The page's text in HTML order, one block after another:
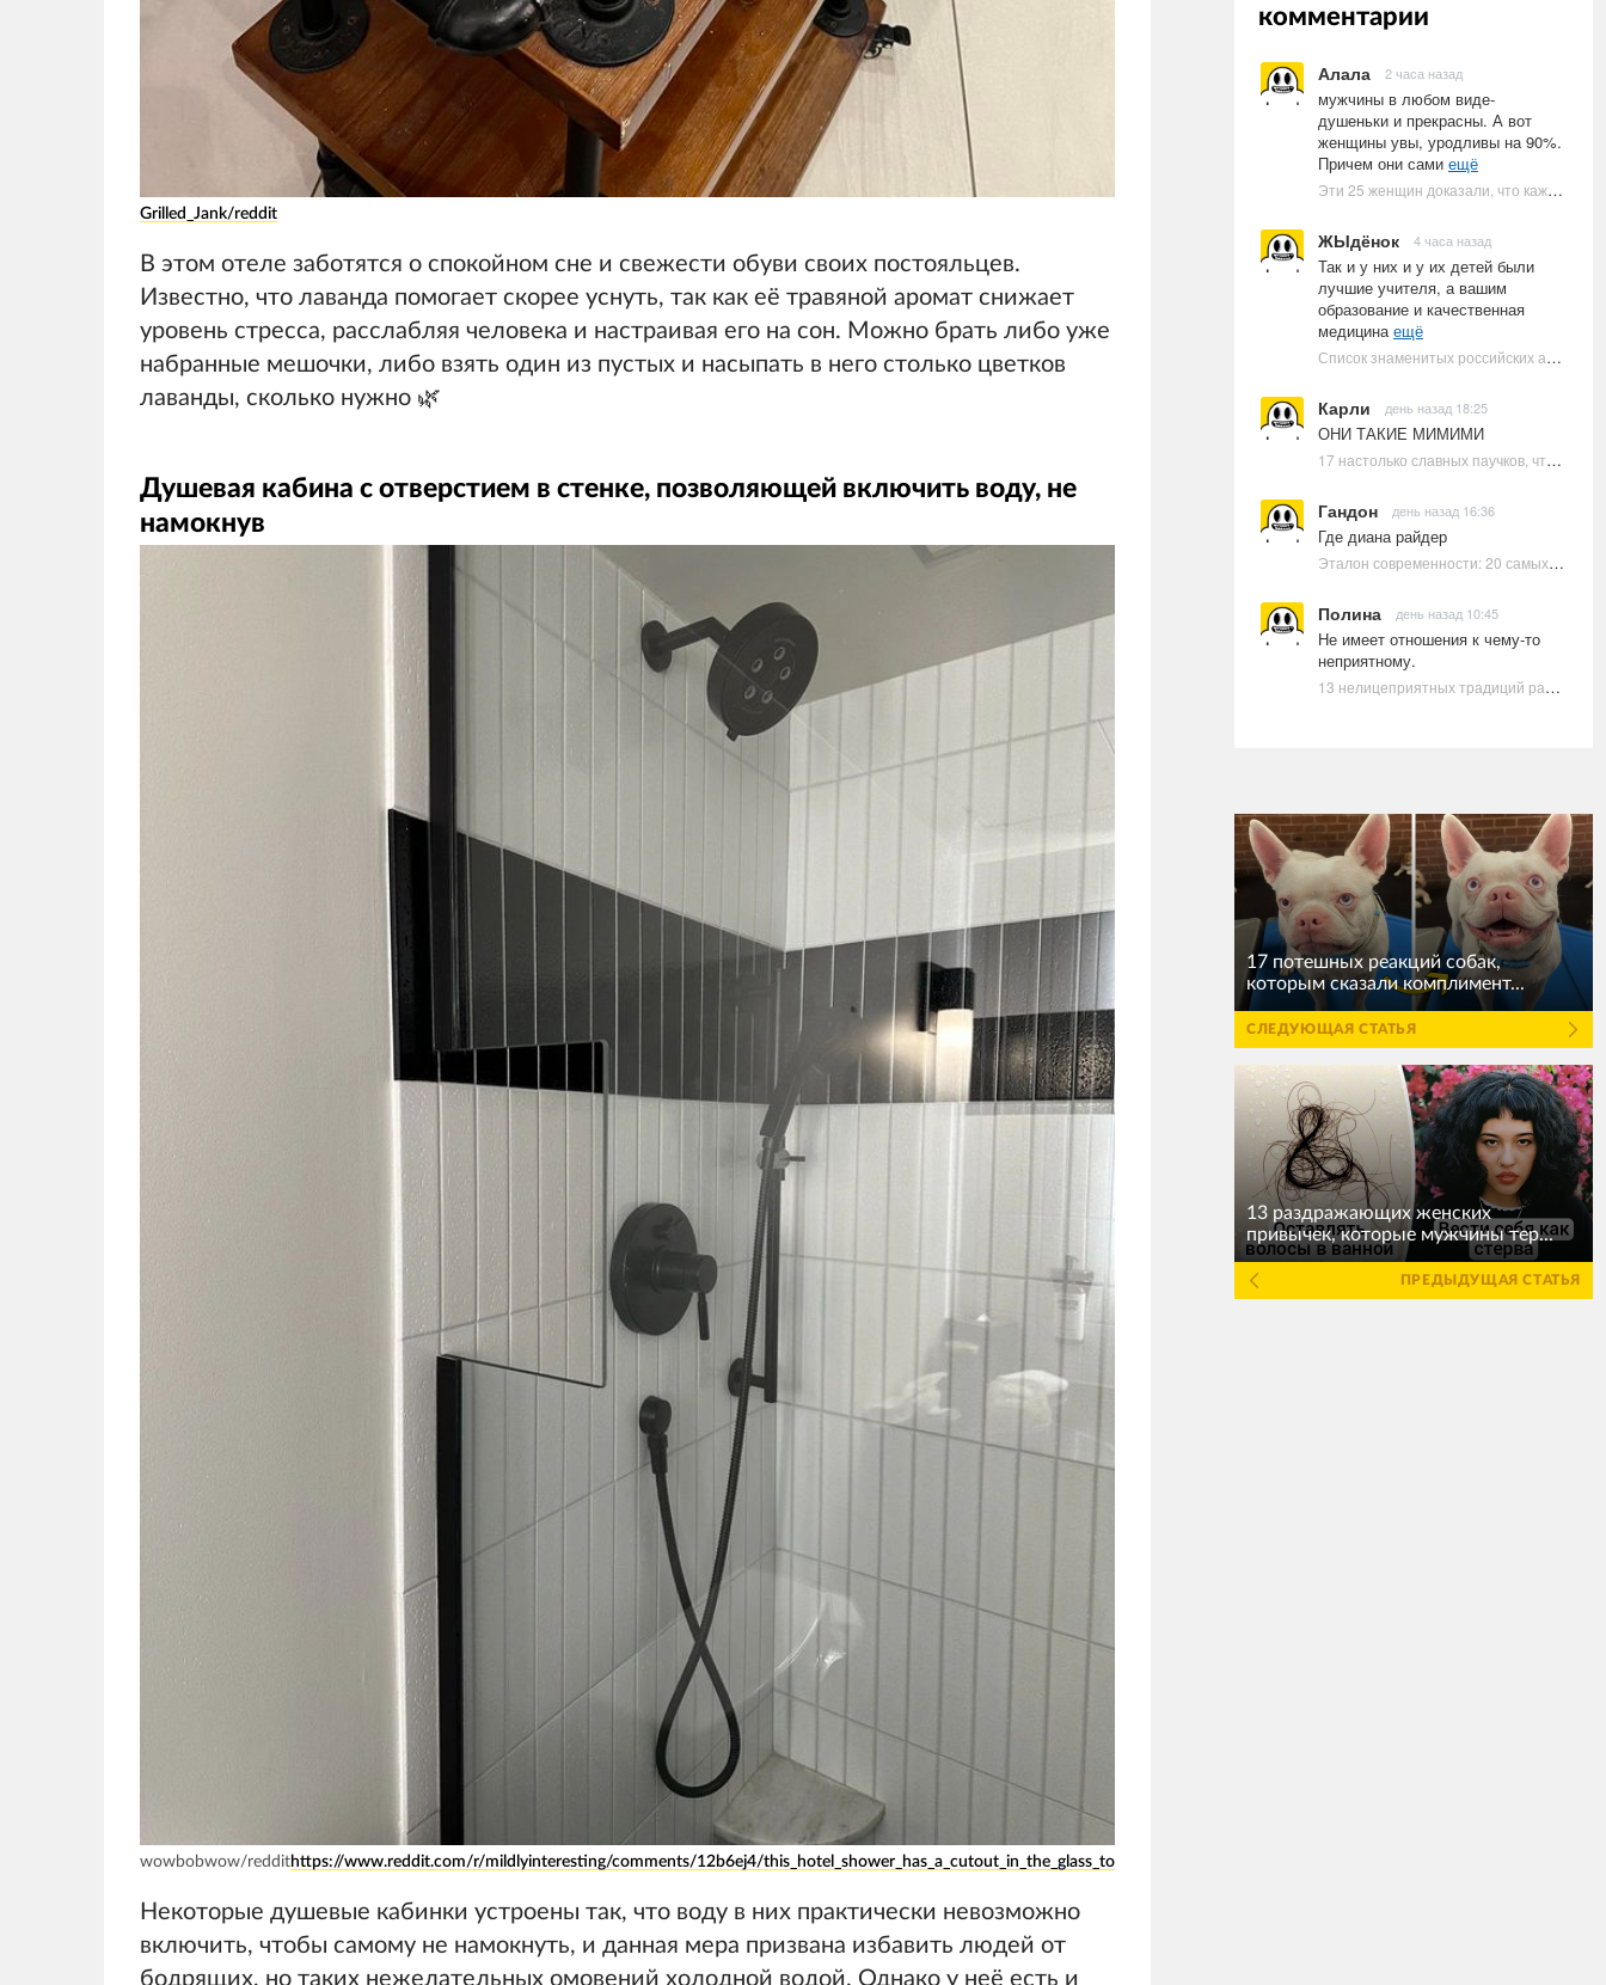
Grilled_Jank/reddit
В этом отеле заботятся о спокойном сне и свежести обуви своих постояльцев.
Известно, что лаванда помогает скорее уснуть, так как её травяной аромат снижает
уровень стресса, расслабляя человека и настраивая его на сон. Можно брать либо уже
набранные мешочки, либо взять один из пустых и насыпать в него столько цветков
лаванды, сколько нужно 🌿
Душевая кабина с отверстием в стенке, позволяющей включить воду, не
намокнув
wowbobwow/reddithttps://www.reddit.com/r/mildlyinteresting/comments/12b6ej4/this_hotel_shower_has_a_cutout_in_the_glass_to
Некоторые душевые кабинки устроены так, что воду в них практически невозможно
включить, чтобы самому не намокнуть, и данная мера призвана избавить людей от
бодрящих, но таких нежелательных омовений холодной водой. Однако у неё есть и
комментарии
Алала 2 часа назад
мужчины в любом виде-
душеньки и прекрасны. А вот
женщины увы, уродливы на 90%.
Причем они сами ещё
Эти 25 женщин доказали, что каждое тело имеет право быть в бикини
ЖЫдёнок 4 часа назад
Так и у них и у их детей были
лучшие учителя, а вашим
образование и качественная
медицинаещё
Список знаменитых российских артистов-евреев | Ультрамарин
Карли день назад 18:25
ОНИ ТАКИЕ МИМИМИ
17 настолько славных паучков, что даже у арахнофобов появится желание их погладить
Гандон день назад 16:36
Где диана райдер
Эталон современности: 20 самых красивых и привлекательных актрис Голливуда, по мнению Google | Ультрамарин
Полина день назад 10:45
Не имеет отношения к чему-то
неприятному.
13 нелицеприятных традиций разных стран, которые могут шокировать неподготовленного человека
17 потешных реакций собак,
которым сказали комплимент...
СЛЕДУЮЩАЯ СТАТЬЯ
13 раздражающих женских
привычек, которые мужчины тер...
ПРЕДЫДУЩАЯ СТАТЬЯ